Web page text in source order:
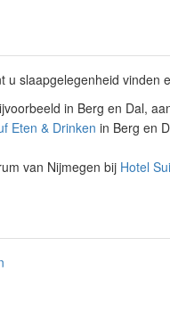
u slaapgelegenheid vinden
in Berg en Dal,
Eten & Drinken in Berg en
van Nijmegen bij Hotel